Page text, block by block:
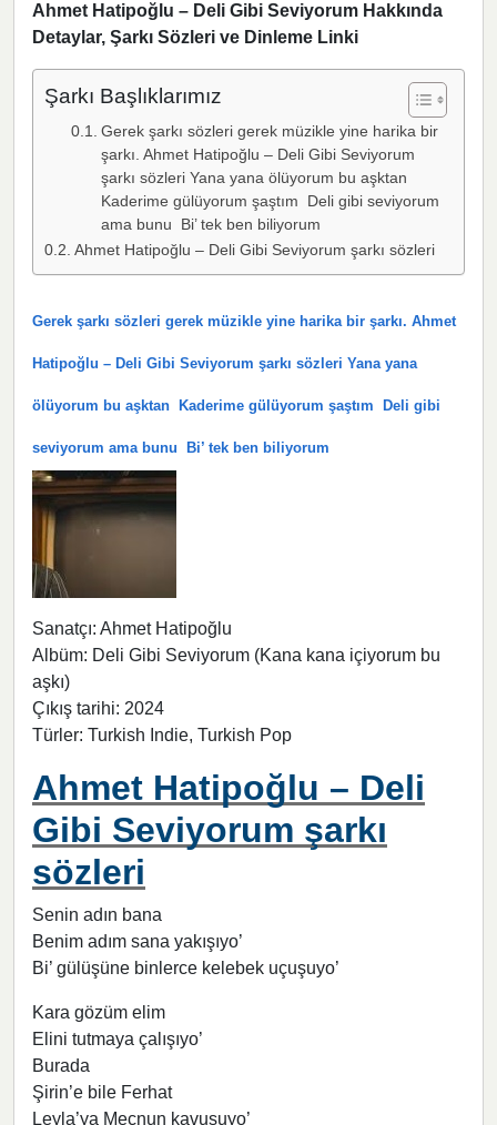
Ahmet Hatipoğlu – Deli Gibi Seviyorum Hakkında
Detaylar, Şarkı Sözleri ve Dinleme Linki
Şarkı Başlıklarımız
Gerek şarkı sözleri gerek müzikle yine harika bir
şarkı. Ahmet Hatipoğlu – Deli Gibi Seviyorum
şarkı sözleri Yana yana ölüyorum bu aşktan
Kaderime gülüyorum şaştım Deli gibi seviyorum
ama bunu Bi’ tek ben biliyorum
Ahmet Hatipoğlu – Deli Gibi Seviyorum şarkı sözleri
Gerek şarkı sözleri gerek müzikle yine harika bir şarkı. Ahmet
Hatipoğlu – Deli Gibi Seviyorum şarkı sözleri Yana yana
ölüyorum bu aşktan Kaderime gülüyorum şaştım Deli gibi
seviyorum ama bunu Bi’ tek ben biliyorum
Sanatçı: Ahmet Hatipoğlu
Albüm: Deli Gibi Seviyorum (Kana kana içiyorum bu
aşkı)
Çıkış tarihi: 2024
Türler: Turkish Indie, Turkish Pop
Ahmet Hatipoğlu – Deli
Gibi Seviyorum şarkı
sözleri
Senin adın bana
Benim adım sana yakışıyo’
Bi’ gülüşüne binlerce kelebek uçuşuyo’
Kara gözüm elim
Elini tutmaya çalışıyo’
Burada
Şirin’e bile Ferhat
Leyla’ya Mecnun kavuşuyo’